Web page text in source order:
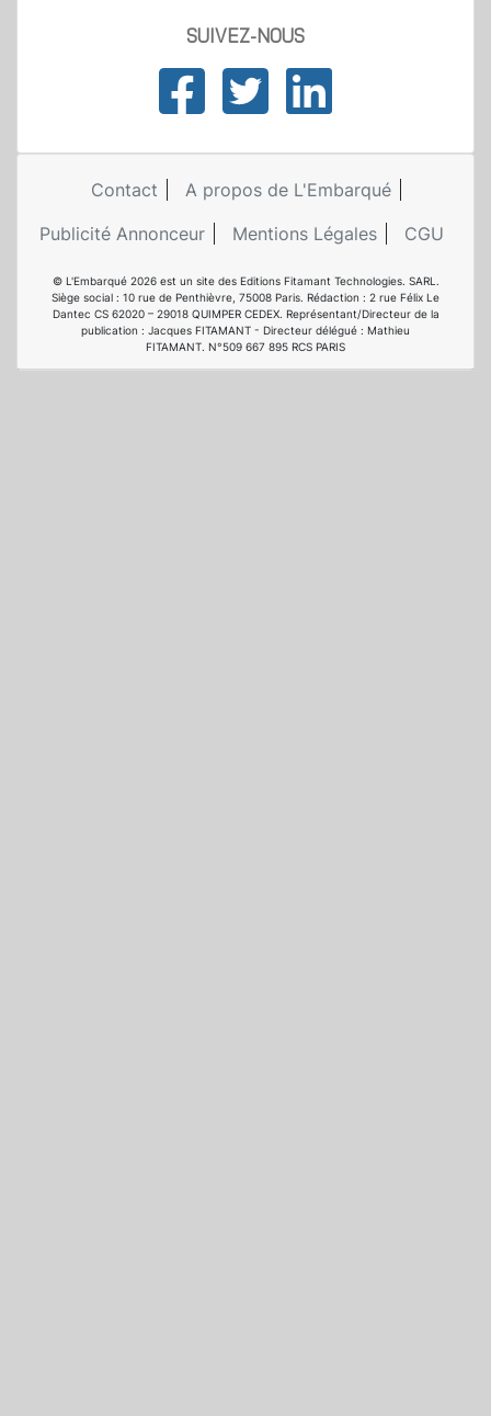
SUIVEZ-NOUS
Contact
A propos de L'Embarqué
Publicité Annonceur
Mentions Légales CGU
© L'Embarqué 2026 est un site des Editions Fitamant Technologies. SARL.
Siège social : 10 rue de Penthièvre, 75008 Paris. Rédaction : 2 rue Félix Le
Dantec CS 62020 – 29018 QUIMPER CEDEX. Représentant/Directeur de la
publication : Jacques FITAMANT - Directeur délégué : Mathieu
FITAMANT. N°509 667 895 RCS PARIS